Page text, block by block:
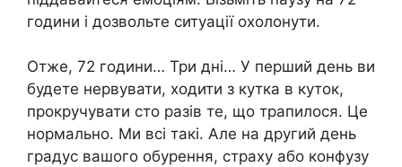
години і дозвольте ситуації охолонути.
Отже, 72 години… Три дні… У перший день ви
будете нервувати, ходити з кутка в куток,
прокручувати сто разів те, що трапилося. Це
нормально. Ми всі такі. Але на другий день
градус вашого обурення, страху або конфузу